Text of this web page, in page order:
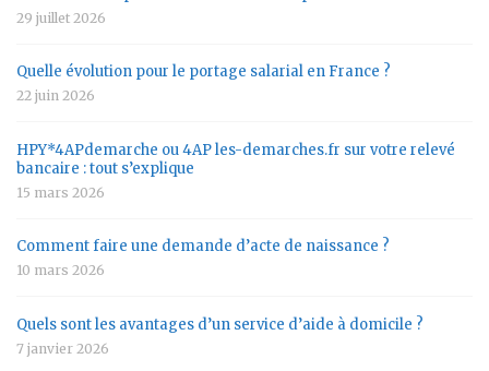
29 juillet 2026
Quelle évolution pour le portage salarial en France ?
22 juin 2026
HPY*4APdemarche ou 4AP les-demarches.fr sur votre relevé
bancaire : tout s’explique
15 mars 2026
Comment faire une demande d’acte de naissance ?
10 mars 2026
Quels sont les avantages d’un service d’aide à domicile ?
7 janvier 2026